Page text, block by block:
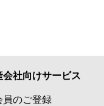
社向けサービス
員のご登録